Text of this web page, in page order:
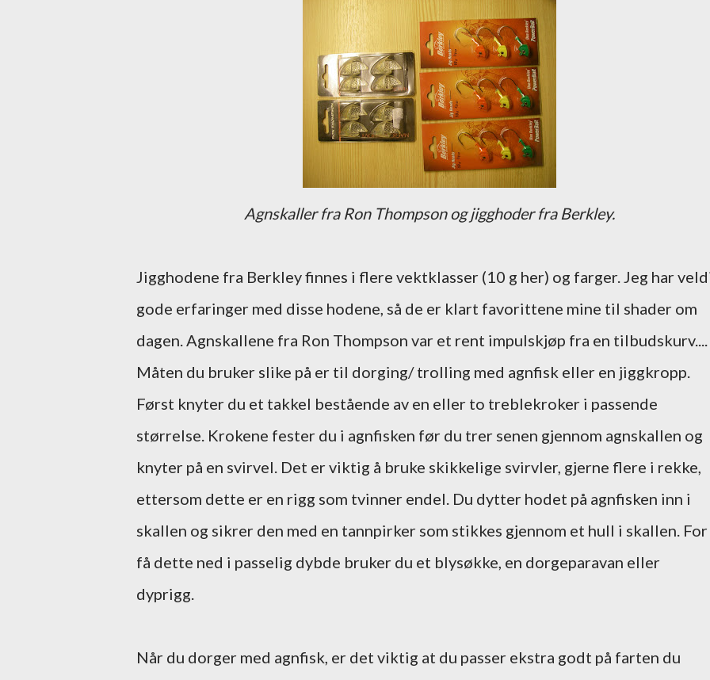
Agnskaller fra Ron Thompson og jigghoder fra Berkley.
Jigghodene fra Berkley finnes i flere vektklasser (10 g her) og farger. Jeg har
gode erfaringer med disse hodene, så de er klart favorittene mine til shader om
dagen. Agnskallene fra Ron Thompson var et rent impulskjøp fra en tilbudskurv....
Måten du bruker slike på er til dorging/ trolling med agnfisk eller en jiggkropp.
Først knyter du et takkel bestående av en eller to treblekroker i passende
størrelse. Krokene fester du i agnfisken før du trer senen gjennom agnskallen og
knyter på en svirvel. Det er viktig å bruke skikkelige svirvler, gjerne flere i rekke,
ettersom dette er en rigg som tvinner endel. Du dytter hodet på agnfisken inn i
skallen og sikrer den med en tannpirker som stikkes gjennom et hull i skallen. For
få dette ned i passelig dybde bruker du et blysøkke, en dorgeparavan eller
dyprigg.
Når du dorger med agnfisk, er det viktig at du passer ekstra godt på farten du